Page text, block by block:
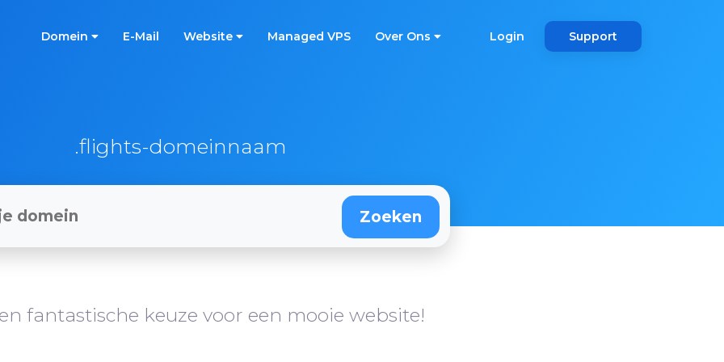
Domein E-Mail Website Managed VPS Over Ons Login Support
.flights-domeinnaam
fantastische keuze voor een mooie website!